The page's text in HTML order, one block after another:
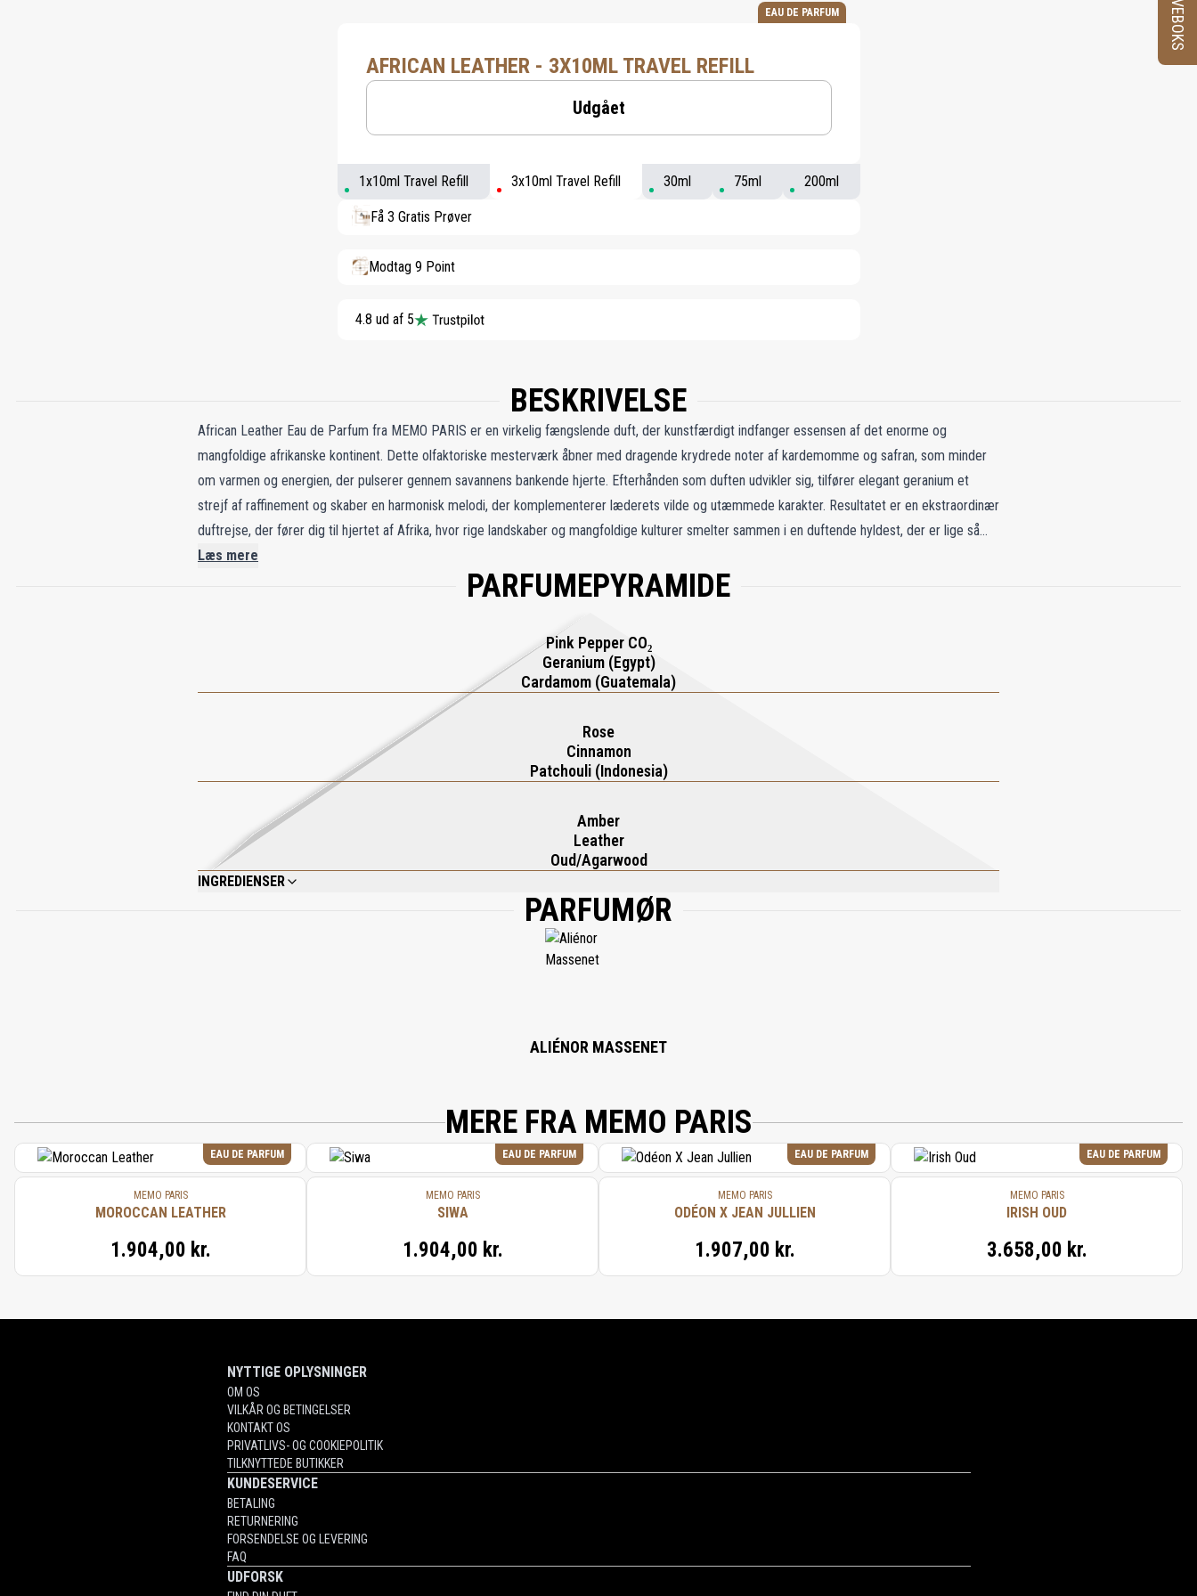
EAU DE PARFUM
AFRICAN LEATHER - 3X10ML TRAVEL REFILL
Udgået
1x10ml Travel Refill 3x10ml Travel Refill 30ml 75ml 200ml
Få 3 Gratis Prøver
Modtag 9 Point
4.8 ud af 5
BESKRIVELSE
African Leather Eau de Parfum fra MEMO PARIS er en virkelig fængslende duft, der kunstfærdigt indfanger essensen af det enorme og
mangfoldige afrikanske kontinent. Dette olfaktoriske mesterværk åbner med dragende krydrede noter af kardemomme og safran, som minder
om varmen og energien, der pulserer gennem savannens bankende hjerte. Efterhånden som duften udvikler sig, tilfører elegant geranium et
strejf af raffinement og skaber en harmonisk melodi, der komplementerer læderets vilde og utæmmede karakter. Resultatet er en ekstraordinær
duftrejse, der fører dig til hjertet af Afrika, hvor rige landskaber og mangfoldige kulturer smelter sammen i en duftende hyldest, der er lige så
fortryllende som kontinentet selv. African Leather Eau de Parfum fra MEMO PARIS er et sanseligt mesterværk, der fejrer Afrikas storhed og
skønhed i hvert eneste spray. Forestil dig at blive ført til hjertet af den afrikanske savanne, hvor kulturer og sprog mødes som en levende
ud foran dig, fra tørre ørkener til frodige enge, fra mosdækkede søer til solbeskinnede patchoulilunde. Safran smelter sammen med duften af
cedertræ, grapefrugt deler sin friskhed, og den aromatiske tiltrækning af kardemomme, musk og kommen fylder luften. Midt i årstidernes
skiften opstår en sti, naturens koreografi udfolder sig, og Afrikas essens vækkes til live i den fortryllende dans af dens vilde dyr, fra store katte
til giraffer, fra krokodiller til antiloper og majestætiske elefanter. Deres ånd væves sammen med selve læderets sjæl og skaber en duftsymfoni,
der giver genlyd over hele kontinentet.
Læs mere
PARFUMEPYRAMIDE
Pink Pepper CO₂
Geranium (Egypt)
Cardamom (Guatemala)
Rose
Cinnamon
Patchouli (Indonesia)
Amber
Leather
Oud/Agarwood
INGREDIENSER
ALCOHOL DENAT., PARFUM (FRAGRANCE), AQUA (WATER), LIMONENE, HYDROXYCITRONELLAL, CITRONELLOL, HEXYL CINNAMAL, COUMARIN, LINALOOL,
GERANIOL, CITRAL, BENZYL BENZOATE, BENZYL CINNAMATE, FARNESOL, CINNAMYL ALCOHOL, BENZYL ALCOHOL.
PARFUMØR
ALIÉNOR MASSENET
MERE FRA MEMO PARIS
EAU DE PARFUM
MEMO PARIS
MOROCCAN LEATHER
1.904,00 kr.
EAU DE PARFUM
MEMO PARIS
SIWA
1.904,00 kr.
EAU DE PARFUM
MEMO PARIS
ODÉON X JEAN JULLIEN
1.907,00 kr.
EAU DE PARFUM
MEMO PARIS
IRISH OUD
3.658,00 kr.
NYTTIGE OPLYSNINGER
OM OS
VILKÅR OG BETINGELSER
KONTAKT OS
PRIVATLIVS- OG COOKIEPOLITIK
TILKNYTTEDE BUTIKKER
KUNDESERVICE
BETALING
RETURNERING
FORSENDELSE OG LEVERING
FAQ
UDFORSK